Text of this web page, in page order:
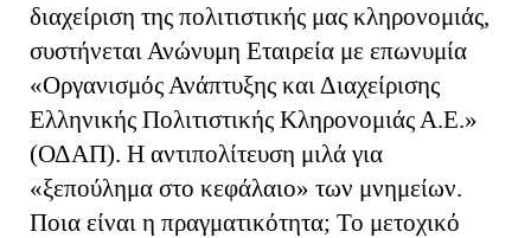
διαχείριση της πολιτιστικής μας κληρονομιάς,
συστήνεται Ανώνυμη Εταιρεία με επωνυμία
«Οργανισμός Ανάπτυξης και Διαχείρισης
Ελληνικής Πολιτιστικής Κληρονομιάς Α.Ε.»
(ΟΔΑΠ). Η αντιπολίτευση μιλά για
«ξεπούλημα στο κεφάλαιο» των μνημείων.
Ποια είναι η πραγματικότητα; Το μετοχικό